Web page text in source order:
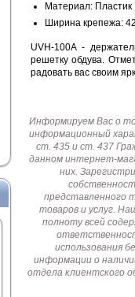
Материал: Пластик
Ширина крепежа:
UVH-100A -
решетку обдува.
радовать вас своим
Информируем Вас о
информационный
ст. 435 и ст. 437
данном интернет-
них.
представленного
товаров и услуг.
полноту всей
использования
информации о
отдела клиентского